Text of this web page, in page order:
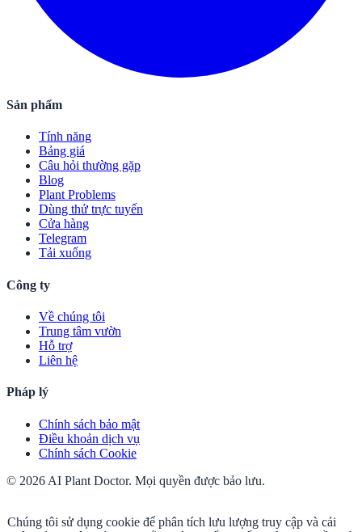
Sản phẩm
Tính năng
Bảng giá
Câu hỏi thường gặp
Blog
Plant Problems
Dùng thử trực tuyến
Cửa hàng
Telegram
Tải xuống
Công ty
Về chúng tôi
Trung tâm vườn
Hỗ trợ
Liên hệ
Pháp lý
Chính sách bảo mật
Điều khoản dịch vụ
Chính sách Cookie
© 2026 AI Plant Doctor. Mọi quyền được bảo lưu.
Chúng tôi sử dụng cookie để phân tích lưu lượng truy cập và cải